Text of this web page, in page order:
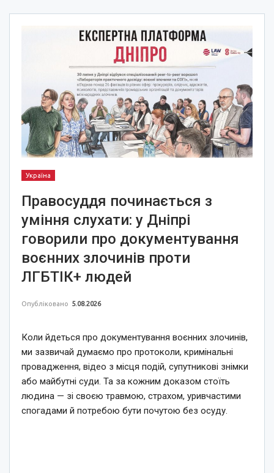
Україна
Правосуддя починається з
уміння слухати: у Дніпрі
говорили про документування
воєнних злочинів проти
ЛГБТІК+ людей
Опубліковано 5.08.2026
Коли йдеться про документування воєнних злочинів,
ми зазвичай думаємо про протоколи, кримінальні
провадження, відео з місця подій, супутникові знімки
або майбутні суди. Та за кожним доказом стоїть
людина — зі своєю травмою, страхом, уривчастими
спогадами й потребою бути почутою без осуду.